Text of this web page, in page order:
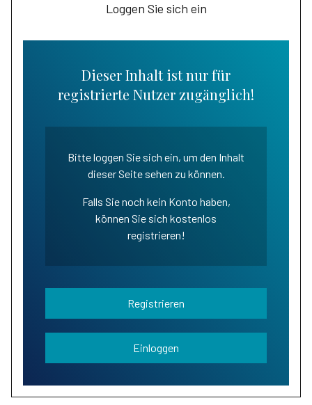
Loggen Sie sich ein
Dieser Inhalt ist nur für
registrierte Nutzer zugänglich!
Bitte loggen Sie sich ein, um den Inhalt
dieser Seite sehen zu können.
Falls Sie noch kein Konto haben,
können Sie sich kostenlos
registrieren!
Registrieren
Einloggen